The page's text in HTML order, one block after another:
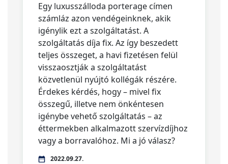
Egy luxusszálloda porterage címen
számláz azon vendégeinknek, akik
igénylik ezt a szolgáltatást. A
szolgáltatás díja fix. Az így beszedett
teljes összeget, a havi fizetésen felül
visszaosztják a szolgáltatást
közvetlenül nyújtó kollégák részére.
Érdekes kérdés, hogy – mivel fix
összegű, illetve nem önkéntesen
igénybe vehető szolgáltatás – az
éttermekben alkalmazott szervízdíjhoz
vagy a borravalóhoz. Mi a jó válasz?
2022.09.27.